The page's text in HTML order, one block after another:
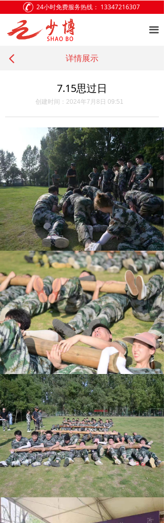
끀
网站首页
关于少博
建筑资质
证书查询
公司环境
新闻中心
联系我们
24小时免费服务热线： 13347216307
7.15思过日
创建时间： 2024年7月8日 09:51
详情展示
넳